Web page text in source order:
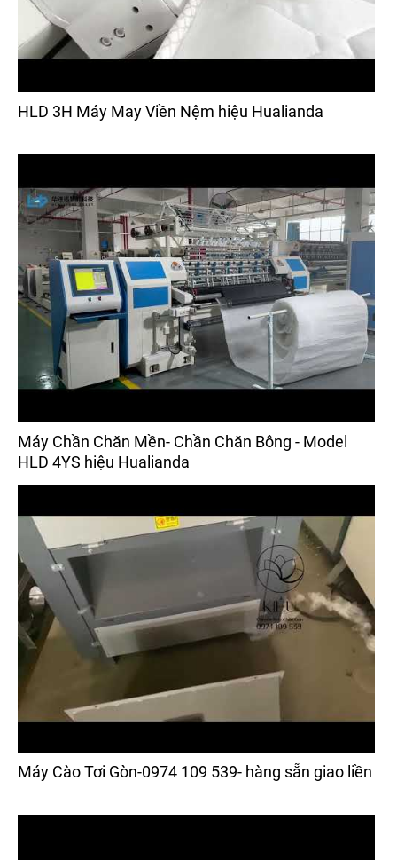
HLD 3H Máy May Viền Nệm hiệu Hualianda
Máy Chần Chăn Mền- Chần Chăn Bông - Model
HLD 4YS hiệu Hualianda
Máy Cào Tơi Gòn-0974 109 539- hàng sẵn giao liền